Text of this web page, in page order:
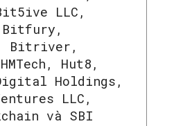
LLC,
Bitriver,
Hut8,
Holdings,
LLC,
và SBI